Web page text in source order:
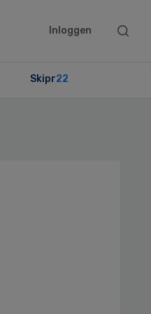
Inloggen
Search
Skipr22